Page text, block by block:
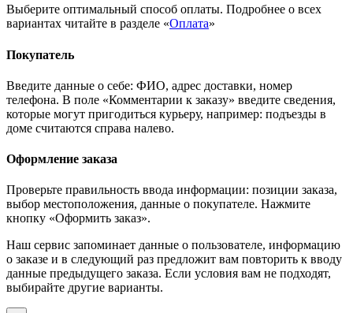
Выберите оптимальный способ оплаты. Подробнее о всех
вариантах читайте в разделе «Оплата»
Покупатель
Введите данные о себе: ФИО, адрес доставки, номер
телефона. В поле «Комментарии к заказу» введите сведения,
которые могут пригодиться курьеру, например: подъезды в
доме считаются справа налево.
Оформление заказа
Проверьте правильность ввода информации: позиции заказа,
выбор местоположения, данные о покупателе. Нажмите
кнопку «Оформить заказ».
Наш сервис запоминает данные о пользователе, информацию
о заказе и в следующий раз предложит вам повторить к вводу
данные предыдущего заказа. Если условия вам не подходят,
выбирайте другие варианты.